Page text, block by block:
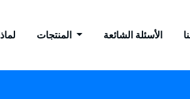
الأسئلة الشائعة